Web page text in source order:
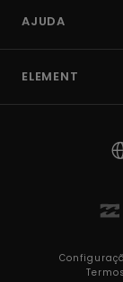
AJUDA
ELEMENT